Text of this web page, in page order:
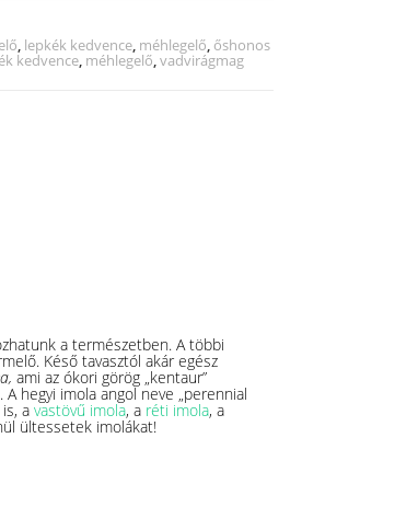
, lepkék kedvence, méhlegelő, őshonos
kedvence, méhlegelő,vadvirágmag
a természetben. A többi
Késő tavasztól akár egész
ami az ókori görög „kentaur”
hegyi imola angol neve „perennial
is, a vastövű imola, a réti imola, a
ültessetek imolákat!